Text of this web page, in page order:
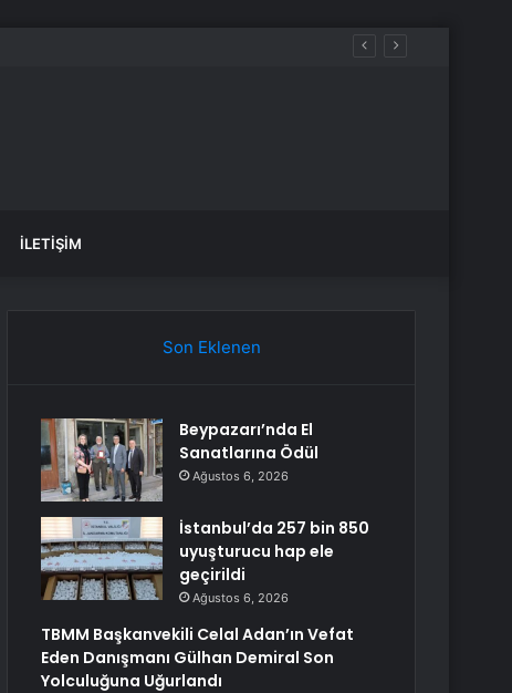
İLETIŞIM
Son Eklenen
Beypazarı’nda El
Sanatlarına Ödül
Ağustos 6, 2026
İstanbul’da 257 bin 850
uyuşturucu hap ele
geçirildi
Ağustos 6, 2026
TBMM Başkanvekili Celal Adan’ın Vefat
Eden Danışmanı Gülhan Demiral Son
Yolculuğuna Uğurlandı